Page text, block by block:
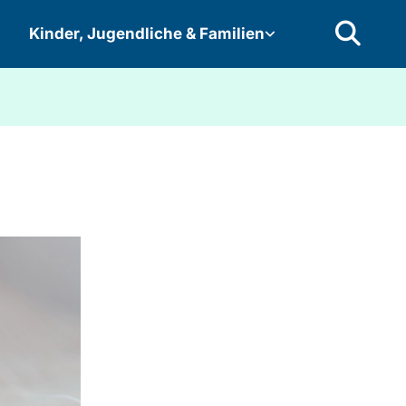
Kinder, Jugendliche & Familien